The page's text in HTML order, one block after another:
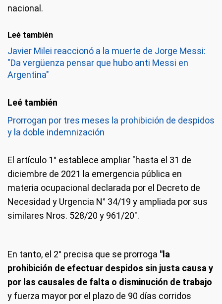
nacional.
Leé también
Javier Milei reaccionó a la muerte de Jorge Messi:
"Da vergüenza pensar que hubo anti Messi en
Argentina"
Prorrogan por tres meses la prohibición de despidos
y la doble indemnización
El artículo 1° establece ampliar "hasta el 31 de
diciembre de 2021 la emergencia pública en
materia ocupacional declarada por el Decreto de
Necesidad y Urgencia N° 34/19 y ampliada por sus
similares Nros. 528/20 y 961/20".
En tanto, el 2° precisa que se prorroga "la
prohibición de efectuar despidos sin justa causa y
por las causales de falta o disminución de trabajo
y fuerza mayor por el plazo de 90 días corridos